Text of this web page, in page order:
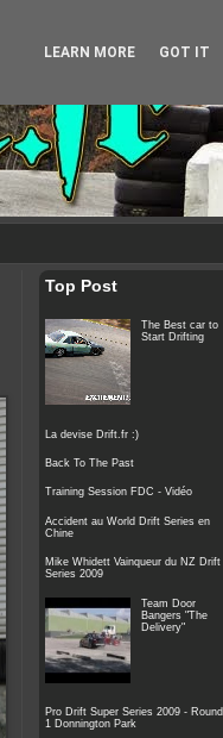
Top Post
The Best car to
Start Drifting
La devise Drift.fr :)
Back To The Past
Training Session FDC - Vidéo
Accident au World Drift Series en
Chine
Mike Whidett Vainqueur du NZ Drift
Series 2009
Team Door
Bangers "The
Delivery"
Pro Drift Super Series 2009 - Round
1 Donnington Park
LEARN MORE GOT IT